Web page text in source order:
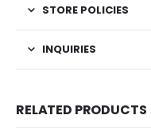
STORE POLICIES
INQUIRIES
RELATED PRODUCTS